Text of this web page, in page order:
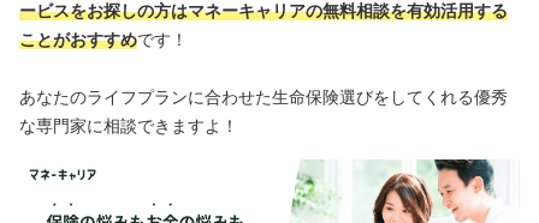
ービスをお探しの方はマネーキャリアの無料相談を有効活用する
ことがおすすめです！
あなたのライフプランに合わせた生命保険選びをしてくれる優秀
な専門家に相談できますよ！